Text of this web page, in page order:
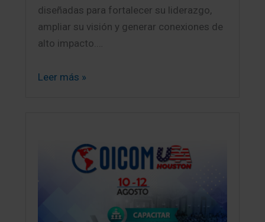
diseñadas para fortalecer su liderazgo,
ampliar su visión y generar conexiones de
alto impacto.…
Leer más »